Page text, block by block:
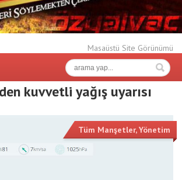
Masaüstü Site Görünümü
kuvvetli yağış uyarısı
Tüm Manşetler,Yönetim